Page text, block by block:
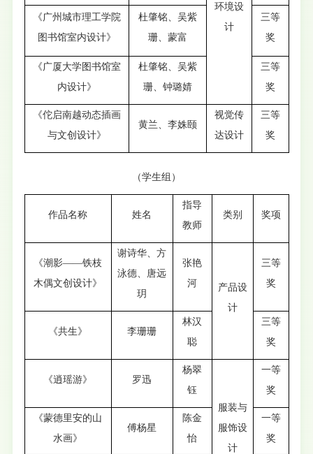
环境设
计
《广州城市理工学院
图书馆室内设计》
杜肇铭、吴紫
珊、蒙富
三等
奖
《广厦大学图书馆室
内设计》
杜肇铭、吴紫
珊、钟璐婧
三等
奖
《佗启南越动态插画
与文创设计》
黄兰、李姝颐
视觉传
达设计
三等
奖
（学生组）
作品名称 姓名
指导
教师
类别 奖项
《潮影——铁枝
木偶文创设计》
谢诗华、方
泳德、唐远
玥
张艳
河
产品设
计
三等
奖
《共生》 李珊珊
林汉
聪
三等
奖
《逍瑶游》 罗迅
杨翠
钰
服装与
服饰设
计
一等
奖
《蒙德里安的山
水画》
傅杨星
陈金
怡
一等
奖